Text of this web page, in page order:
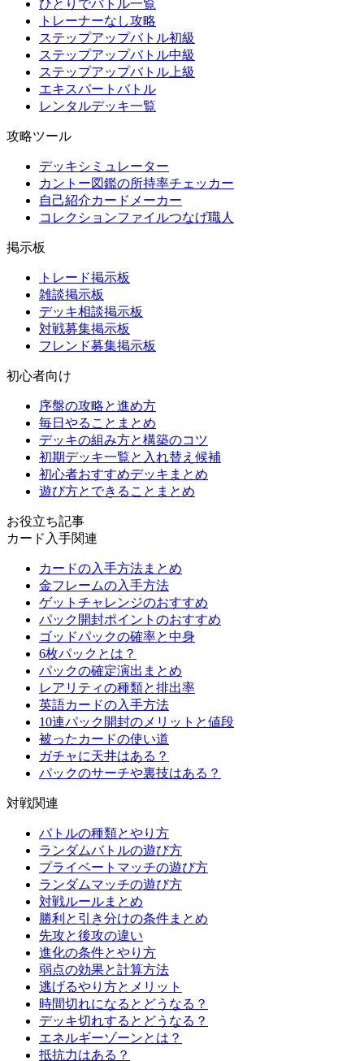
ひとりでバトル一覧
トレーナーなし攻略
ステップアップバトル初級
ステップアップバトル中級
ステップアップバトル上級
エキスパートバトル
レンタルデッキ一覧
攻略ツール
デッキシミュレーター
カントー図鑑の所持率チェッカー
自己紹介カードメーカー
コレクションファイルつなげ職人
掲示板
トレード掲示板
雑談掲示板
デッキ相談掲示板
対戦募集掲示板
フレンド募集掲示板
初心者向け
序盤の攻略と進め方
毎日やることまとめ
デッキの組み方と構築のコツ
初期デッキ一覧と入れ替え候補
初心者おすすめデッキまとめ
遊び方とできることまとめ
お役立ち記事
カード入手関連
カードの入手方法まとめ
金フレームの入手方法
ゲットチャレンジのおすすめ
パック開封ポイントのおすすめ
ゴッドパックの確率と中身
6枚パックとは？
パックの確定演出まとめ
レアリティの種類と排出率
英語カードの入手方法
10連パック開封のメリットと値段
被ったカードの使い道
ガチャに天井はある？
パックのサーチや裏技はある？
対戦関連
バトルの種類とやり方
ランダムバトルの遊び方
プライベートマッチの遊び方
ランダムマッチの遊び方
対戦ルールまとめ
勝利と引き分けの条件まとめ
先攻と後攻の違い
進化の条件とやり方
弱点の効果と計算方法
逃げるやり方とメリット
時間切れになるとどうなる？
デッキ切れするとどうなる？
エネルギーゾーンとは？
抵抗力はある？